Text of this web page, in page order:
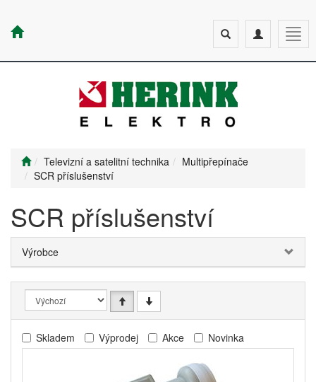
Toggle
navigation
Toggle
search
Televizní a satelitní technika
Multipřepínače
SCR příslušenství
SCR příslušenství
Výrobce
Skladem Výprodej Akce Novinka